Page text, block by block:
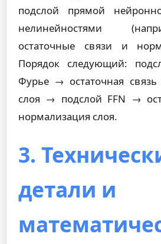
подслой прямой
нелинейностями
остаточные связи и
Порядок следующий:
Фурье → остаточная
слоя → подслой FFN →
нормализация слоя.
3.
детали и